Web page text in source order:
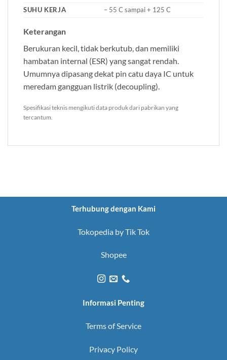
SUHU KERJA
– 55 C sampai + 125 C
Keterangan
Berukuran kecil, tidak berkutub, dan memiliki
hambatan internal (ESR) yang sangat rendah.
Umumnya dipasang dekat pin catu daya IC untuk
meredam gangguan listrik (decoupling).
Spesifikasi teknis mengikuti data produk dari pabrikan yang
tercantum.
Terhubung dengan Kami
Tokopedia by Tik Tok
Shopee
Informasi Penting
Terms of Service
Privacy Policy